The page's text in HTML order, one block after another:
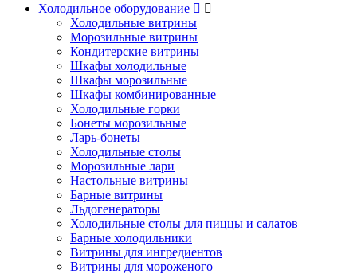
Холодильное оборудование
Холодильные витрины
Морозильные витрины
Кондитерские витрины
Шкафы холодильные
Шкафы морозильные
Шкафы комбинированные
Холодильные горки
Бонеты морозильные
Ларь-бонеты
Холодильные столы
Морозильные лари
Настольные витрины
Барные витрины
Льдогенераторы
Холодильные столы для пиццы и салатов
Барные холодильники
Витрины для ингредиентов
Витрины для мороженого